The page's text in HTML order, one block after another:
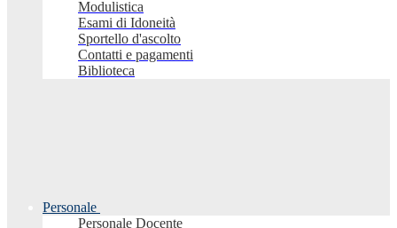
Modulistica
Esami di Idoneità
Sportello d'ascolto
Contatti e pagamenti
Biblioteca
Personale
Personale Docente